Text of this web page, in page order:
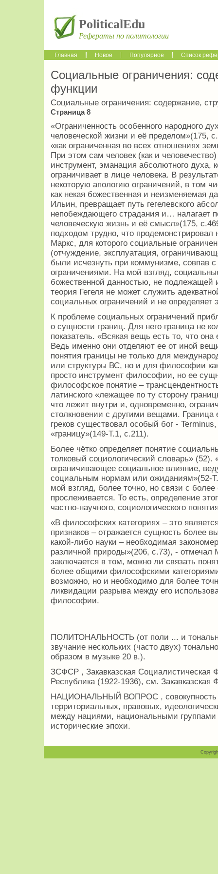
PoliticalEdu
Рефераты по политологии
Главная Новое Популярное Список
Социальные ограничения:
функции
Социальные ограничения: содержание,
Страница 8
«Ограниченность особенного народного
человеческой жизни и её пределом»(175,
«как ограниченная во всех отношениях
При этом сам человек (как и
инструмент, эманация абсолютного духа,
ограничивает в лице человека. В
некоторую апологию ограничений, в том
как некая божественная и неизменяемая
Ильин, превращает путь гегелевского
непобеждающего страдания и… налагает
человеческую жизнь и её смысл»(175,
подходом трудно, что
Маркс, для которого социальные
(отчуждение, эксплуатация,
были исчезнуть при коммунизме, совпав с
ограничениями. На мой взгляд,
божественной данностью, не
теория Гегеля не может служить
социальных ограничений и не определяет
К проблеме социальных ограничений
о сущности границ. Для него граница не
показатель. «Всякая вещь есть то, что
Ведь именно они отделяют ее от иной
понятия границы не только для
или структуры ВС, но и для философии
просто инструмент философии, но ее
философское понятие –
латинского «лежащее по ту сторону
что лежит внутри и, одновременно,
столкновении с другими вещами. Граница
греков существовал особый бог -
«границу»(149-Т.1, с.211).
Более чётко определяет понятие
толковый социологический словарь» (52).
ограничивающее социальное влияние,
социальным нормам или ожиданиям»(52-
мой взгляд, более точно, но связи с
прослеживается. То есть, определение
частно-научного, социологического
«В философских категориях – это
признаков – отражается сущность более
какой-либо науки – необходимая
различной природы»(206, с.73), - отмечал
заключается в том, можно ли связать
более общими философскими
возможно, но и необходимо для более
ликвидации разрыва между его
философии.
ПОЛИТОНАЛЬНОСТЬ (от поли ... и
звучание нескольких (часто двух)
образом в музыке 20 в.).
ЗСФСР , Закавказская Социалистическая
Республика (1922-1936), см. Закавказская
НАЦИОНАЛЬНЫЙ ВОПРОС , совокупность
территориальных, правовых,
между нациями, национальными
исторические эпохи.